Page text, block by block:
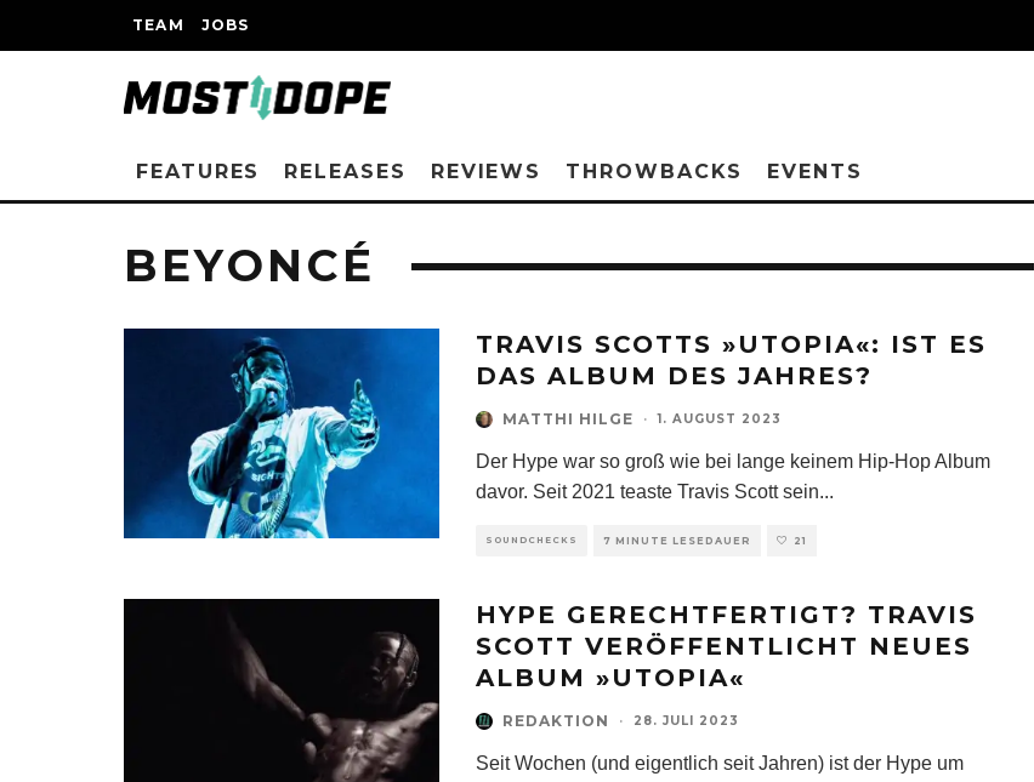
TEAM JOBS
FEATURES RELEASES REVIEWS THROWBACKS EVENTS
BEYONCÉ
TRAVIS SCOTTS »UTOPIA«: IST ES
DAS ALBUM DES JAHRES?
MATTHI HILGE · 1. AUGUST 2023
Der Hype war so groß wie bei lange keinem Hip-Hop Album
davor. Seit 2021 teaste Travis Scott sein...
SOUNDCHECKS 7 MINUTE LESEDAUER 21
HYPE GERECHTFERTIGT? TRAVIS
SCOTT VERÖFFENTLICHT NEUES
ALBUM »UTOPIA«
REDAKTION · 28. JULI 2023
Seit Wochen (und eigentlich seit Jahren) ist der Hype um